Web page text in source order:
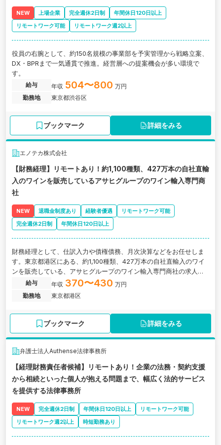
NEW 上場企業 完全週休2日制
年間休日120日以上
リモートワーク可能
リモートワーク週2以上
役員の右腕として、約150名規模の事業部を予実管理から戦略立案、
DX・BPRまで一気通貫で推進。経営層への提案機会が多い環境で
す。
給与 年収 504〜800 万円
勤務地
東京都渋谷区
ブックマーク 詳細をみる
エノテカ株式会社
【財務経理】リモートあり！約1,100種類、427万本の自社直輸
入のワインを販売しているアサヒグループのワイン輸入専門商
社
NEW 退職金制度あり 経験者優遇
リモートワーク可能
完全週休2日制
年間休日120日以上
財務経理として、仕訳入力や債権債務、月次決算などをお任せしま
す。東京都港区にある、約1,100種類、427万本の自社直輸入のワイ
ンを販売している、アサヒグループのワイン輸入専門商社の求人で
給与 年収 370〜430 万円
勤務地
東京都港区
ブックマーク 詳細をみる
弁護士法人Authense法律事務所
【経理財務責任者候補】リモートあり！企業の法務・契約支援
から相続といった個人が抱える問題まで、幅広く法的サービス
を提供する法律事務所
NEW 完全週休2日制 年間休日120日以上
リモートワーク可能
リモートワーク週2以上
時短勤務あり